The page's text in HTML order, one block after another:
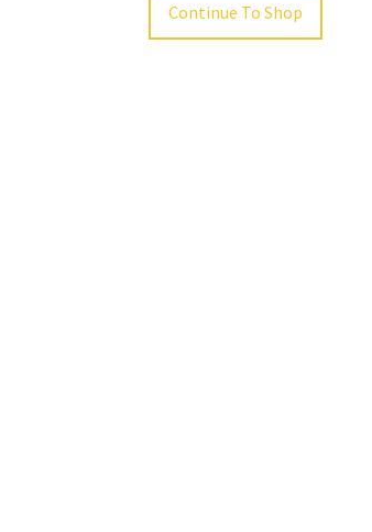
Continue To Shop